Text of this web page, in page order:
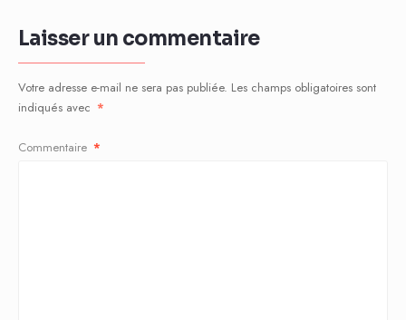
Laisser un commentaire
Votre adresse e-mail ne sera pas publiée. Les champs obligatoires sont
indiqués avec *
Commentaire *